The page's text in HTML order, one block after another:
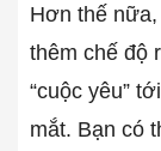
Hơn thế nữa,
thêm chế độ
“cuộc yêu”
mắt. Bạn có